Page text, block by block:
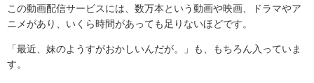
この動画配信サービスには、数万本という動画や映画、ドラマやア
ニメがあり、いくら時間があっても足りないほどです。
「最近、妹のようすがおかしいんだが。」も、もちろん入っていま
す。